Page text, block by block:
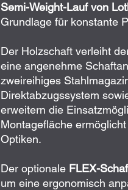
Semi-Weight-Lauf von
Grundlage für konstante
Der Holzschaft verleiht
eine angenehme
zweireihiges
Direktabzugssystem
erweitern die
Montagefläche
Optiken.
Der optionale FLEX-
um eine ergonomisch